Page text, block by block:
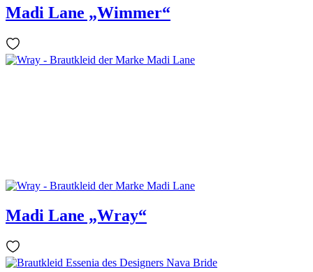
Madi Lane „Wimmer“
Madi Lane „Wray“